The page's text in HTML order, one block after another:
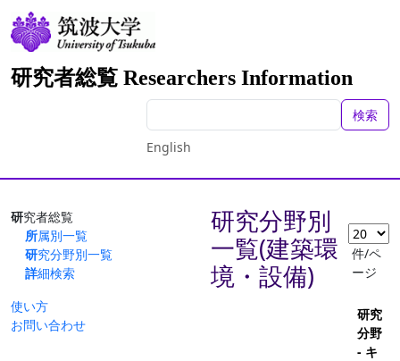
研究者総覧 Researchers Information
検索
English
研究者総覧
所属別一覧
研究分野別一覧
詳細検索
使い方
お問い合わせ
研究分野別
一覧(建築環
境・設備)
件/ペ
ージ
研究
分野
- キ